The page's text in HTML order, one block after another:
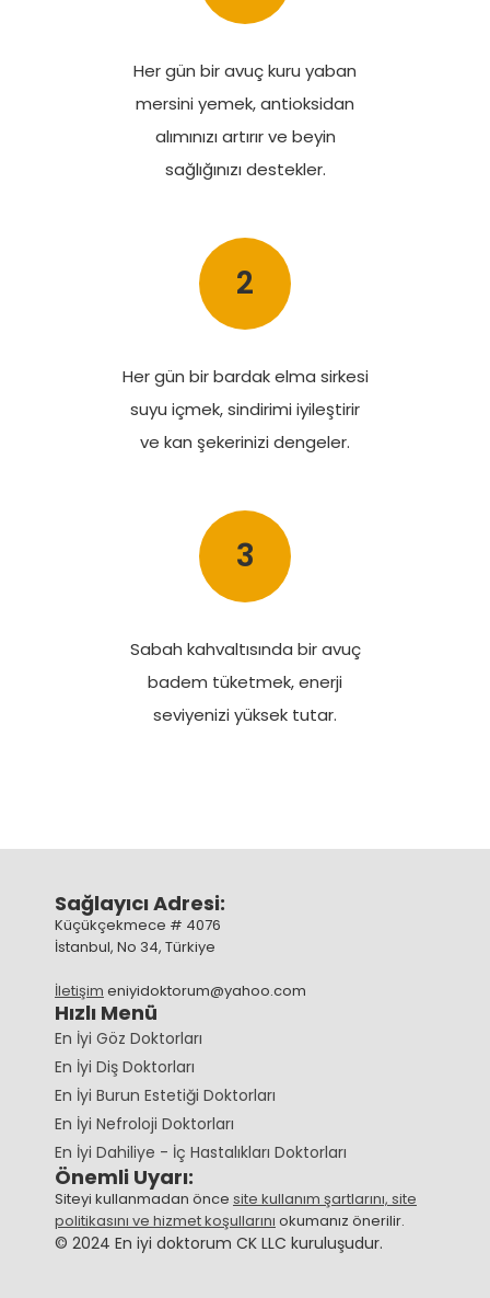
Her gün bir avuç kuru yaban
mersini yemek, antioksidan
alımınızı artırır ve beyin
sağlığınızı destekler.
2
Her gün bir bardak elma sirkesi
suyu içmek, sindirimi iyileştirir
ve kan şekerinizi dengeler.
3
Sabah kahvaltısında bir avuç
badem tüketmek, enerji
seviyenizi yüksek tutar.
Sağlayıcı Adresi:
Küçükçekmece # 4076
İstanbul, No 34, Türkiye
İletişim eniyidoktorum@yahoo.com
Hızlı Menü
En İyi Göz Doktorları
En İyi Diş Doktorları
En İyi Burun Estetiği Doktorları
En İyi Nefroloji Doktorları
En İyi Dahiliye - İç Hastalıkları Doktorları
Önemli Uyarı:
Siteyi kullanmadan önce site kullanım şartlarını, site
politikasını ve hizmet koşullarını okumanız önerilir.
© 2024 En iyi doktorum CK LLC kuruluşudur.